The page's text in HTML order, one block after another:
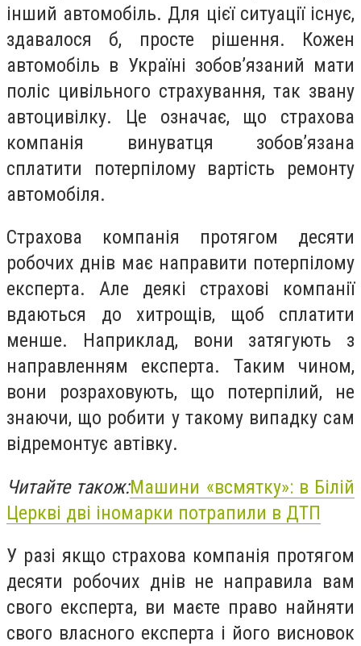
інший автомобіль. Для цієї ситуації існує,
здавалося б, просте рішення. Кожен
автомобіль в Україні зобов’язаний мати
поліс цивільного страхування, так звану
автоцивілку. Це означає, що страхова
компанія винуватця зобов’язана
сплатити потерпілому вартість ремонту
автомобіля.
Страхова компанія протягом десяти
робочих днів має направити потерпілому
експерта. Але деякі страхові компанії
вдаються до хитрощів, щоб сплатити
менше. Наприклад, вони затягують з
направленням експерта. Таким чином,
вони розраховують, що потерпілий, не
знаючи, що робити у такому випадку сам
відремонтує автівку.
Читайте також:Машини «всмятку»: в Білій
Церкві дві іномарки потрапили в ДТП
У разі якщо страхова компанія протягом
десяти робочих днів не направила вам
свого експерта, ви маєте право найняти
свого власного експерта і його висновок